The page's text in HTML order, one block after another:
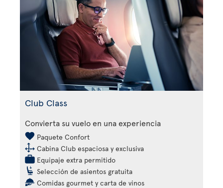
Club Class
Convierta su vuelo en una experiencia
Paquete Confort
Cabina Club espaciosa y exclusiva
Equipaje extra permitido
Selección de asientos gratuita
Comidas gourmet y carta de vinos